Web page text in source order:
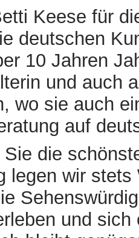
Keese für
deutschen
10 Jahren
und auch
wo sie auch
auf
die
legen wir
und